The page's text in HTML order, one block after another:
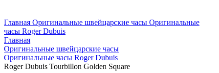
Главная Оригинальные швейцарские часы Оригинальные
часы Roger Dubuis
Главная
Оригинальные швейцарские часы
Оригинальные часы Roger Dubuis
Roger Dubuis Tourbillon Golden Square